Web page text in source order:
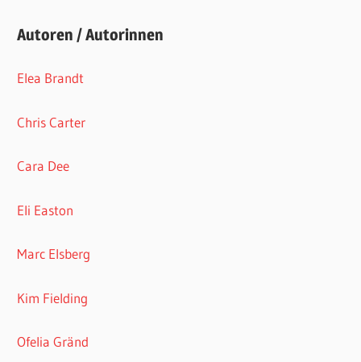
Autoren / Autorinnen
Elea Brandt
Chris Carter
Cara Dee
Eli Easton
Marc Elsberg
Kim Fielding
Ofelia Gränd